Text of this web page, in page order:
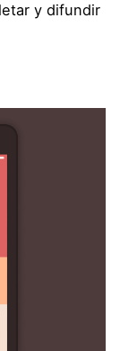
y difundir